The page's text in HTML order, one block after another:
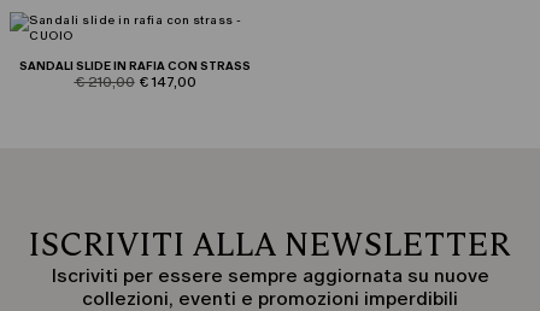
SANDALI SLIDE IN RAFIA CON STRASS
product.price.original
€ 210,00 product.price.sale
€ 147,00
ISCRIVITI ALLA NEWSLETTER
Iscriviti per essere sempre aggiornata su nuove
collezioni, eventi e promozioni imperdibili